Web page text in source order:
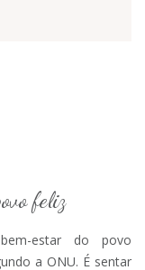
feliz
estar do povo
a ONU. É sentar